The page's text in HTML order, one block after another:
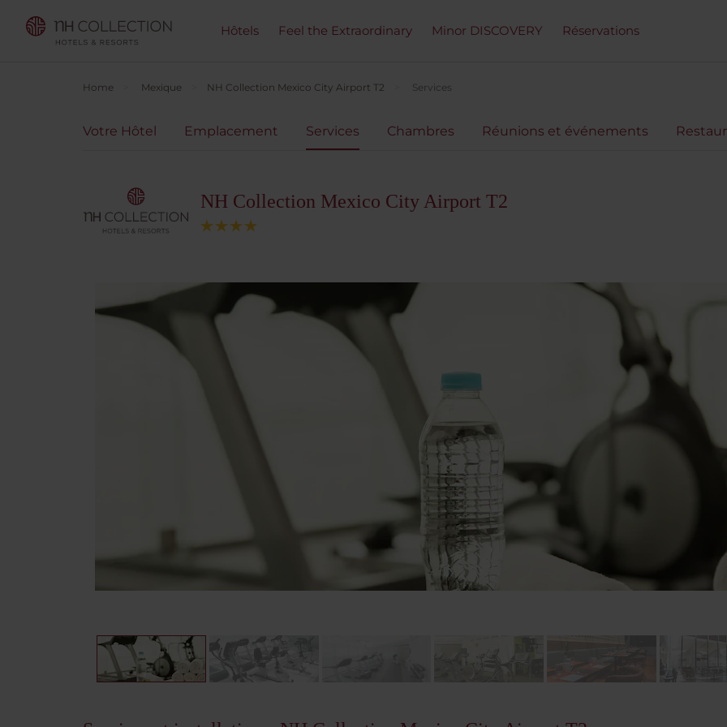
Hôtels Feel the Extraordinary Minor DISCOVERY Réservations
Home Mexique NH Collection Mexico City Airport T2 Services
Votre Hôtel Emplacement Services Chambres Réunions et événements
NH Collection Mexico City Airport T2